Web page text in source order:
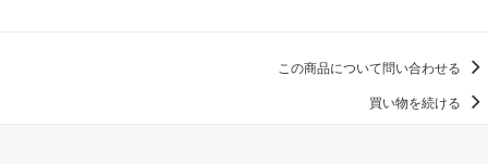
8 1/2EEE
この商品について問い合わせる
買い物を続ける